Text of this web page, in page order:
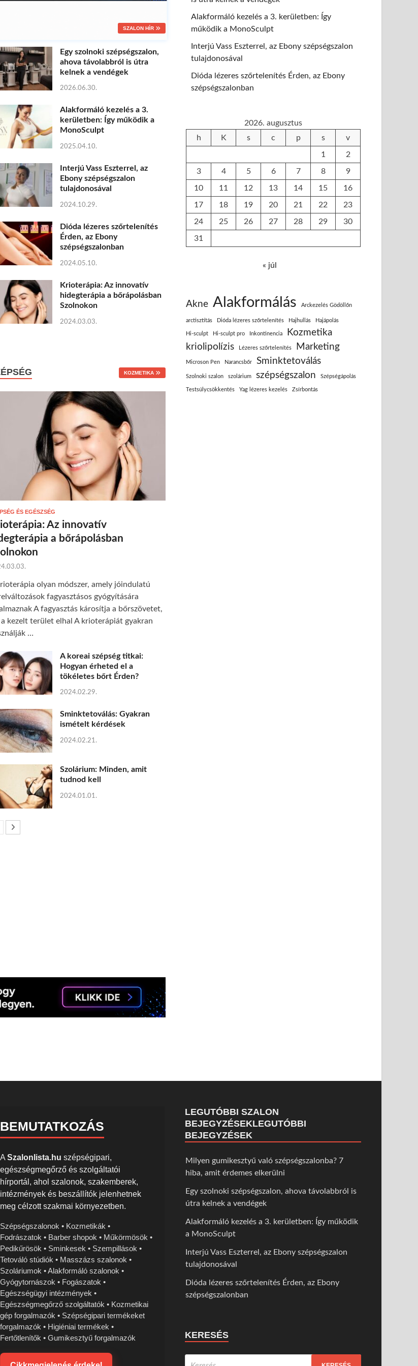
SZALON HÍR
Egy szolnoki szépségszalon,
ahova távolabbról is útra
kelnek a vendégek
2026.06.30.
Alakformáló kezelés a 3.
kerületben: Így működik a
MonoSculpt
2025.04.10.
Interjú Vass Eszterrel, az
Ebony szépségszalon
tulajdonosával
2024.10.29.
Dióda lézeres szőrtelenítés
Érden, az Ebony
szépségszalonban
2024.05.10.
Krioterápia: Az innovatív
hidegterápia a bőrápolásban
Szolnokon
2024.03.03.
KOZMETIKA
ÉS EGÉSZSÉG
Az innovatív
a bőrápolásban
olyan módszer, amely jóindulatú
fagyasztásos gyógyítására
A fagyasztás károsítja a bőrszövetet,
a kezelt terület elhal A krioterápiát gyakran
…
A koreai szépség titkai:
Hogyan érheted el a
tökéletes bőrt Érden?
2024.02.29.
Sminktetoválás: Gyakran
ismételt kérdések
2024.02.21.
Szolárium: Minden, amit
tudnod kell
2024.01.01.
Alakformáló kezelés a 3. kerületben: Így
működik a MonoSculpt
Interjú Vass Eszterrel, az Ebony szépségszalon
tulajdonosával
Dióda lézeres szőrtelenítés Érden, az Ebony
szépségszalonban
2026. augusztus
h
K s c p s v
1 2
3 4 5 6 7 8 9
10 11 12 13 14 15 16
17 18 19 20 21 22 23
24 25 26 27 28 29 30
31
« júl
Akne Alakformálás Arckezelés Gödöllőn
arctisztítás Dióda lézeres szőrtelenítés Hajhullás Hajápolás
Hi-sculpt Hi-sculpt pro Inkontinencia
Kozmetika
kriolipolízis
Lézeres szőrtelenítés Marketing
Microson Pen Narancsbőr Sminktetoválás
Szolnoki szalon szolárium szépségszalon Szépségápolás
Testsúlycsökkentés Yag lézeres kezelés Zsírbontás
BEMUTATKOZÁS
A Szalonlista.hu szépségipari,
egészségmegőrző és szolgáltatói
hírportál, ahol szalonok, szakemberek,
intézmények és beszállítók jelenhetnek
meg célzott szakmai környezetben.
Szépségszalonok • Kozmetikák •
Fodrászatok • Barber shopok • Műkörmösök •
Pedikűrösök • Sminkesek • Szempillások •
Tetováló stúdiók • Masszázs szalonok •
Szoláriumok • Alakformáló szalonok •
Gyógytornászok • Fogászatok •
Egészségügyi intézmények •
Egészségmegőrző szolgáltatók • Kozmetikai
gép forgalmazók • Szépségipari termékeket
forgalmazók • Higiéniai termékek •
Fertőtlenítők • Gumikesztyű forgalmazók
LEGUTÓBBI SZALON
BEJEGYZÉSEKLEGUTÓBBI
BEJEGYZÉSEK
Milyen gumikesztyű való szépségszalonba? 7
hiba, amit érdemes elkerülni
Egy szolnoki szépségszalon, ahova távolabbról is
útra kelnek a vendégek
Alakformáló kezelés a 3. kerületben: Így működik
a MonoSculpt
Interjú Vass Eszterrel, az Ebony szépségszalon
tulajdonosával
Dióda lézeres szőrtelenítés Érden, az Ebony
szépségszalonban
KERESÉS